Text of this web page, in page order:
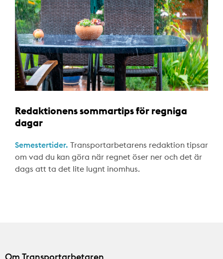
Redaktionens sommartips för regniga
dagar
Semestertider. Transportarbetarens redaktion tipsar
om vad du kan göra när regnet öser ner och det är
dags att ta det lite lugnt inomhus.